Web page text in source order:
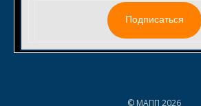
Подписаться
© МАПП 2026